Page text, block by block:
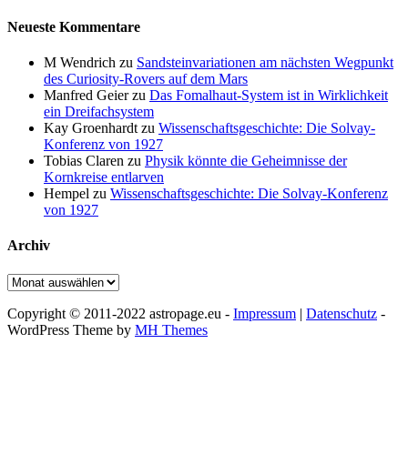
Neueste Kommentare
M Wendrich zu Sandsteinvariationen am nächsten Wegpunkt
des Curiosity-Rovers auf dem Mars
Manfred Geierzu Das Fomalhaut-System ist in Wirklichkeit
ein Dreifachsystem
Kay Groenhardt zu Wissenschaftsgeschichte: Die Solvay-
Konferenz von 1927
Tobias Claren zu Physik könnte die Geheimnisse der
Kornkreise entlarven
Hempel zu Wissenschaftsgeschichte: Die Solvay-Konferenz
von 1927
Archiv
Archiv
Copyright © 2011-2022 astropage.eu - Impressum | Datenschutz -
WordPress Theme by MH Themes